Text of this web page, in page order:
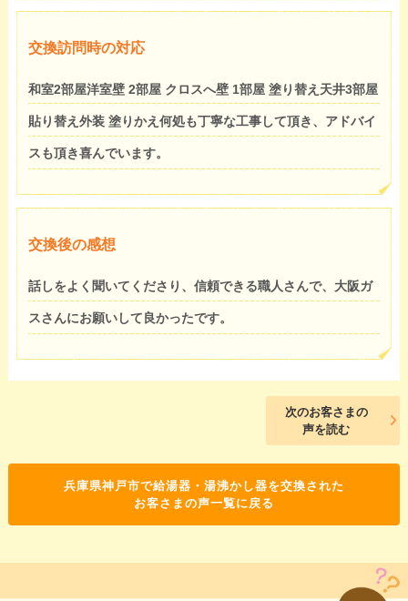
交換訪問時の対応
和室2部屋洋室壁 2部屋 クロスへ壁 1部屋 塗り替え天井3部屋
貼り替え外装 塗りかえ何処も丁寧な工事して頂き、アドバイ
スも頂き喜んでいます。
交換後の感想
話しをよく聞いてくださり、信頼できる職人さんで、大阪ガ
スさんにお願いして良かったです。
次のお客さまの
声を読む
兵庫県神戸市で給湯器・湯沸かし器を交換された
お客さまの声一覧に戻る